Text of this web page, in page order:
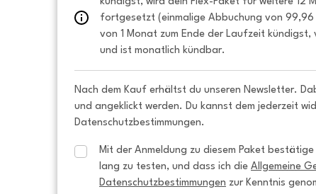
fortgesetzt (einmalige Abbuchung von
von 1 Monat zum Ende der Laufzeit
und ist monatlich kündbar.
Nach dem Kauf erhältst du unseren Newsletter.
und angeklickt werden. Du kannst dem jederzeit
Datenschutzbestimmungen.
Mit der Anmeldung zu diesem Paket
lang zu testen, und dass ich die Allgemeine
Datenschutzbestimmungen zur Kenntnis